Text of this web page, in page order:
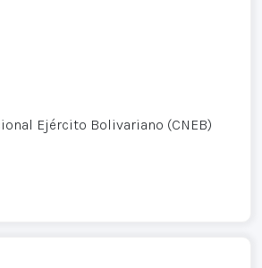
Ejército Bolivariano (CNEB)